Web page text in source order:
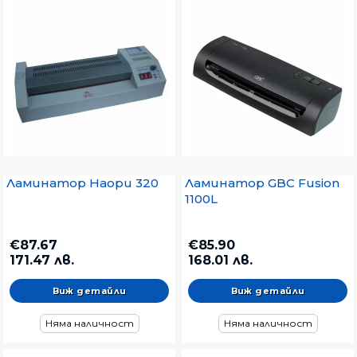
Ламинатор Haopu 320
€87.67
171.47 лв.
Виж детайли
Няма наличност
Ламинатор GBC Fusion
1100L
€85.90
168.01 лв.
Виж детайли
Няма наличност